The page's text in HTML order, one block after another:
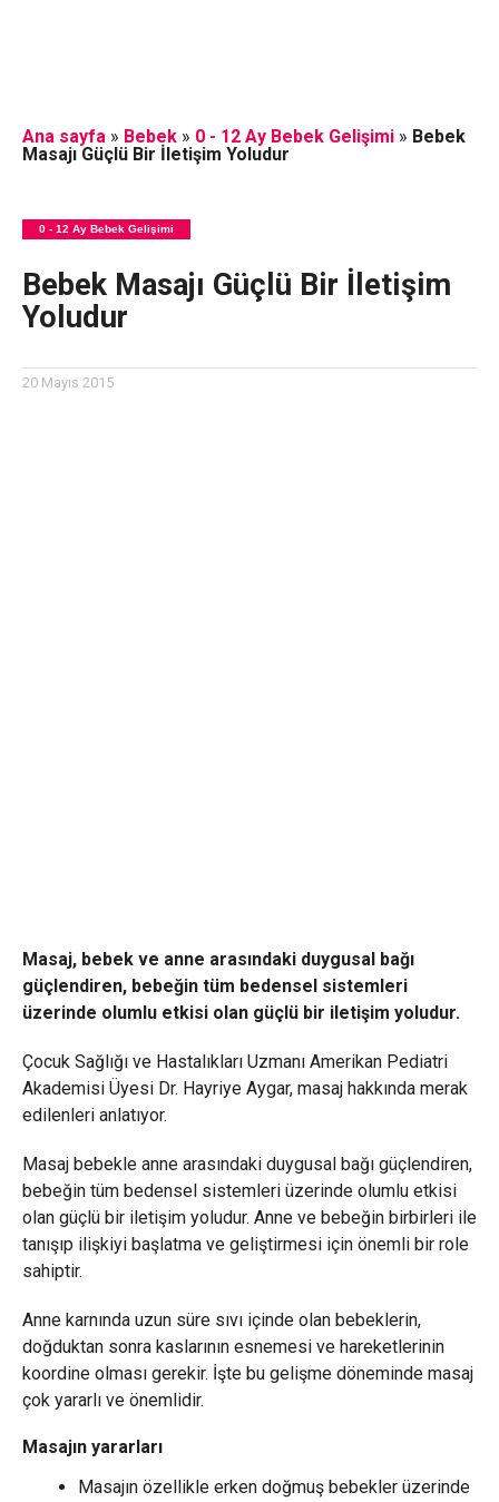
Ana sayfa» Bebek» 0 - 12 Ay Bebek Gelişimi» Bebek
Masajı Güçlü Bir İletişim Yoludur
0 - 12 Ay Bebek Gelişimi
Bebek Masajı Güçlü Bir İletişim
Yoludur
20 Mayıs 2015
Masaj, bebek ve anne arasındaki duygusal bağı
güçlendiren, bebeğin tüm bedensel sistemleri
üzerinde olumlu etkisi olan güçlü bir iletişim yoludur.
Çocuk Sağlığı ve Hastalıkları Uzmanı Amerikan Pediatri
Akademisi Üyesi Dr. Hayriye Aygar, masaj hakkında merak
edilenleri anlatıyor.
Masaj bebekle anne arasındaki duygusal bağı güçlendiren,
bebeğin tüm bedensel sistemleri üzerinde olumlu etkisi
olan güçlü bir iletişim yoludur. Anne ve bebeğin birbirleri ile
tanışıp ilişkiyi başlatma ve geliştirmesi için önemli bir role
sahiptir.
Anne karnında uzun süre sıvı içinde olan bebeklerin,
doğduktan sonra kaslarının esnemesi ve hareketlerinin
koordine olması gerekir. İşte bu gelişme döneminde masaj
çok yararlı ve önemlidir.
Masajın yararları
Masajın özellikle erken doğmuş bebekler üzerinde